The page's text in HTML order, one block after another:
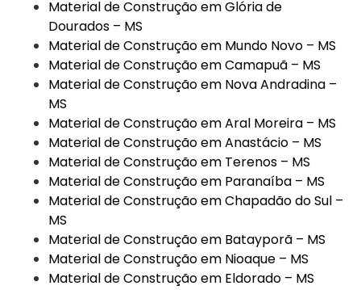
Material de Construção em Glória de
Dourados – MS
Material de Construção em Mundo Novo – MS
Material de Construção em Camapuã – MS
Material de Construção em Nova Andradina –
MS
Material de Construção em Aral Moreira – MS
Material de Construção em Anastácio – MS
Material de Construção em Terenos – MS
Material de Construção em Paranaíba – MS
Material de Construção em Chapadão do Sul –
MS
Material de Construção em Batayporã – MS
Material de Construção em Nioaque – MS
Material de Construção em Eldorado – MS